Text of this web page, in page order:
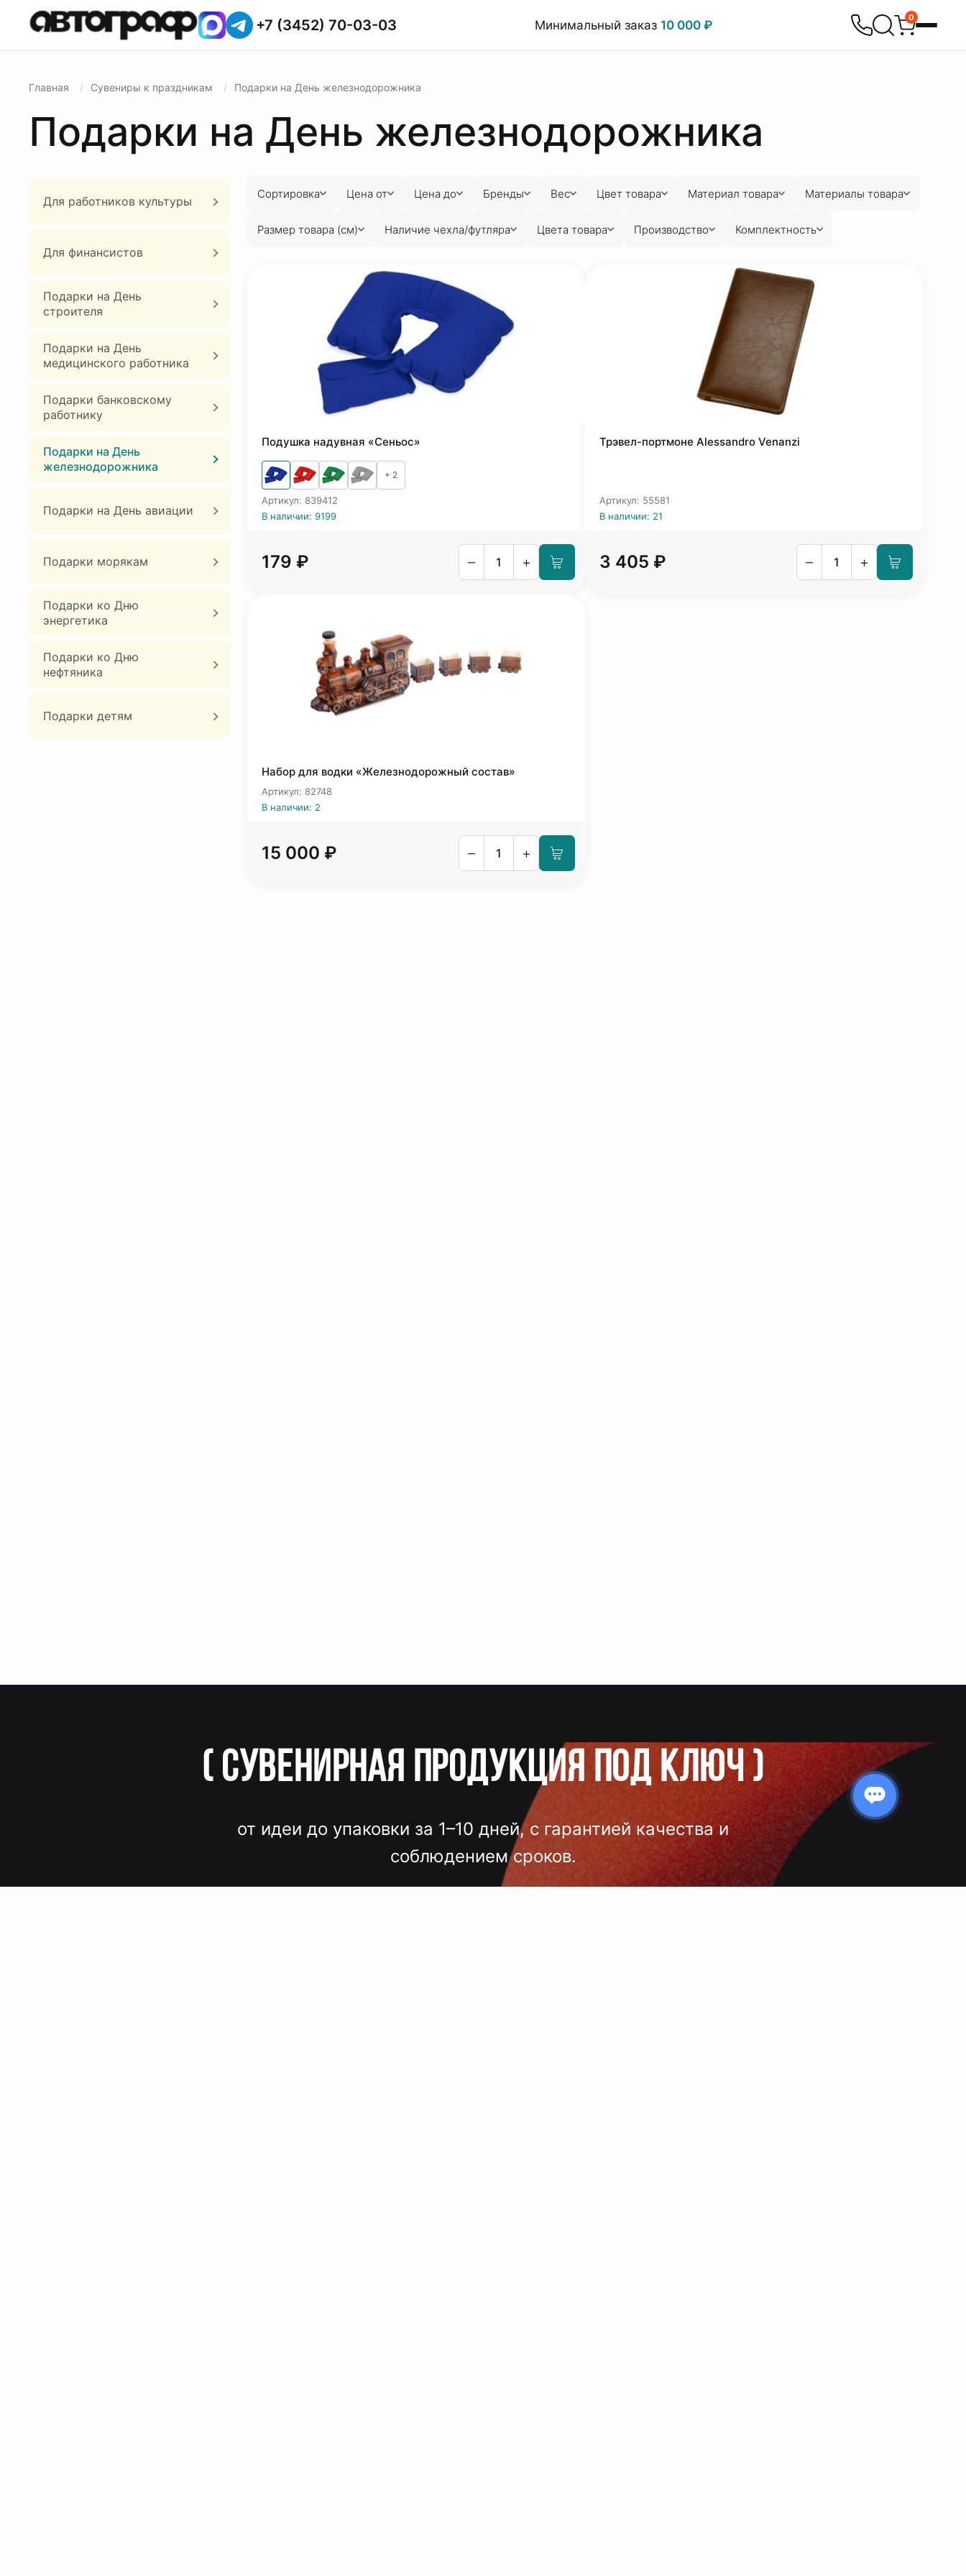
+7 (3452) 70-03-03 Минимальный заказ 10 000 ₽
0
Главная Сувениры к праздникам Подарки на День железнодорожника
Подарки на День железнодорожника
Для работников культуры
Для финансистов
Подарки на День
строителя
Подарки на День
медицинского работника
Подарки банковскому
работнику
Подарки на День
железнодорожника
Подарки на День авиации
Подарки морякам
Подарки ко Дню
энергетика
Подарки ко Дню
нефтяника
Подарки детям
Сортировка Цена от Цена до Бренды Вес Цвет товара Материал товара Материалы товара
Размер товара (см) Наличие чехла/футляра Цвета товара Производство Комплектность
Подушка надувная «Сеньос»
+ 2
Артикул: 839412
В наличии: 9199
179 ₽ – +
Трэвел-портмоне Alessandro Venanzi
Артикул: 55581
В наличии: 21
3 405 ₽ – +
Набор для водки «Железнодорожный состав»
Артикул: 82748
В наличии: 2
15 000 ₽ – +
( Сувенирная продукция под ключ)
от идеи до упаковки за 1–10 дней, с гарантией качества и
соблюдением сроков.